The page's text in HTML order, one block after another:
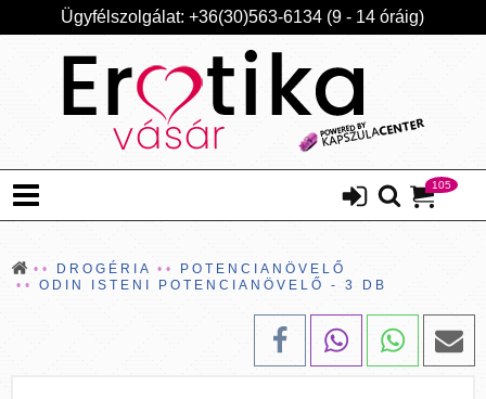
Ügyfélszolgálat: +36(30)563-6134 (9 - 14 óráig)
105
DROGÉRIA
POTENCIANÖVELŐ
ODIN ISTENI POTENCIANÖVELŐ - 3 DB